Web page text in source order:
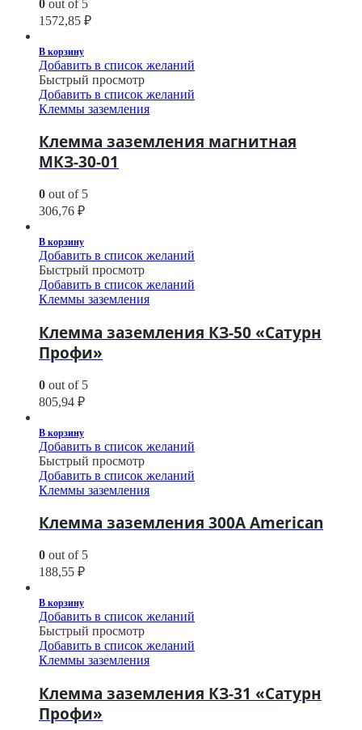
0 out of 5
1572,85 ₽
В корзину
Добавить в список желаний
Быстрый просмотр
Добавить в список желаний
Клеммы заземления
Клемма заземления магнитная
МКЗ-30-01
0 out of 5
306,76 ₽
В корзину
Добавить в список желаний
Быстрый просмотр
Добавить в список желаний
Клеммы заземления
Клемма заземления КЗ-50 «Сатурн
Профи»
0 out of 5
805,94 ₽
В корзину
Добавить в список желаний
Быстрый просмотр
Добавить в список желаний
Клеммы заземления
Клемма заземления 300A American
0 out of 5
188,55 ₽
В корзину
Добавить в список желаний
Быстрый просмотр
Добавить в список желаний
Клеммы заземления
Клемма заземления КЗ-31 «Сатурн
Профи»